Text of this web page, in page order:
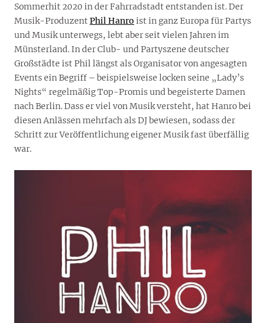
Sommerhit 2020 in der Fahrradstadt entstanden ist. Der
Musik-ProduzentPhil Hanro ist in ganz Europa für Partys
und Musik unterwegs, lebt aber seit vielen Jahren im
Münsterland. In der Club- und Partyszene deutscher
Großstädte ist Phil längst als Organisator von angesagten
Events ein Begriff – beispielsweise locken seine „Lady’s
Nights“ regelmäßig Top-Promis und begeisterte Damen
nach Berlin. Dass er viel von Musik versteht, hat Hanro bei
diesen Anlässen mehrfach als DJ bewiesen, sodass der
Schritt zur Veröffentlichung eigener Musik fast überfällig
war.